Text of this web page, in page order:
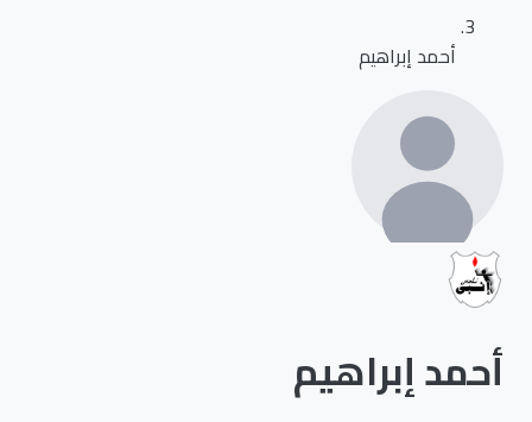
أحمد إبراهيم
أحمد إبراهيم